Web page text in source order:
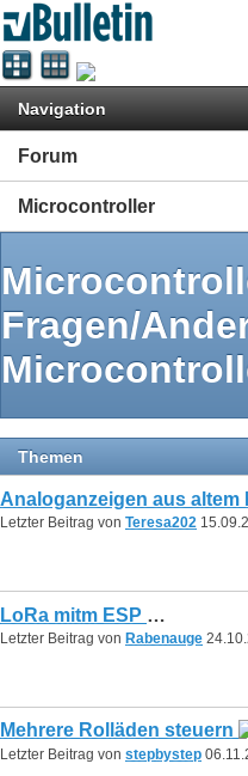
Navigation
Forum
Microcontroller
Fragen/
Themen
Letzter Beitrag von Teresa202
LoRa mitm ESP
Letzter Beitrag von Rabenauge
Mehrere Rolläden steuern
Letzter Beitrag von stepbystep